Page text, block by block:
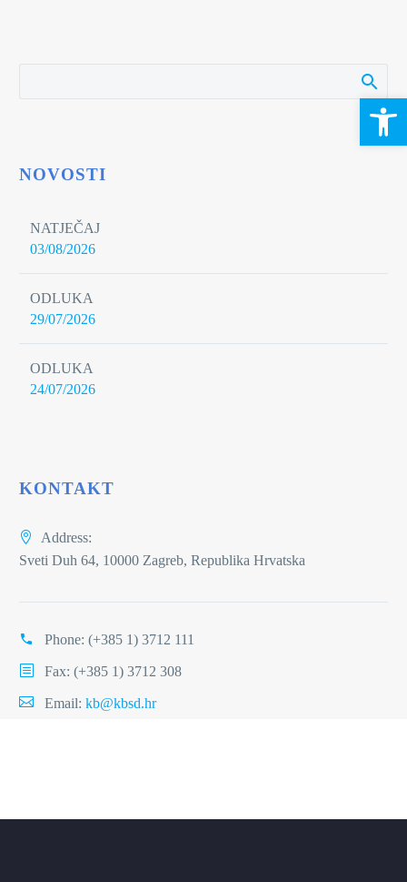
NOVOSTI
NATJEČAJ
03/08/2026
ODLUKA
29/07/2026
ODLUKA
24/07/2026
KONTAKT
Address:
Sveti Duh 64, 10000 Zagreb, Republika Hrvatska
Phone: (+385 1) 3712 111
Fax: (+385 1) 3712 308
Email: kb@kbsd.hr